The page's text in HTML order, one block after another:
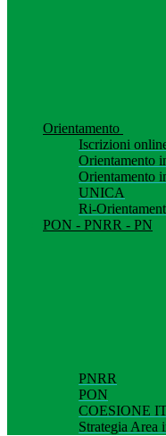
Orientamento
Iscrizioni
Orientamento
Orientamento
UNICA
Ri-
PON - PNRR - PN
PNRR
PON
COESIONE
Strategia Area